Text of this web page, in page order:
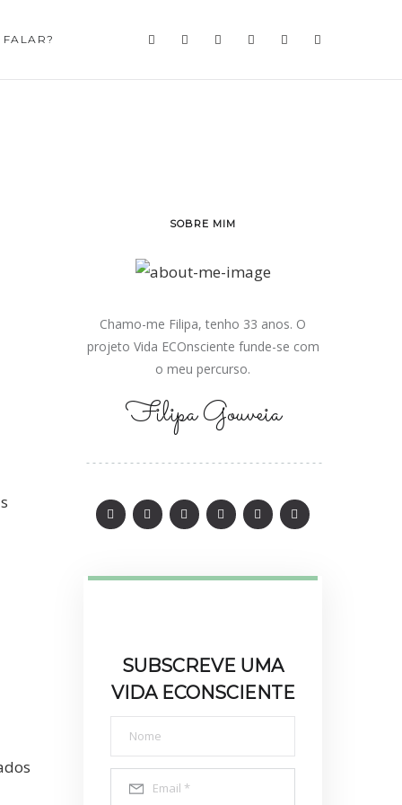
SOBRE MIM
Chamo-me Filipa, tenho 33 anos. O
projeto Vida ECOnsciente funde-se com
o meu percurso.
Filipa Gouveia
SUBSCREVE UMA
VIDA ECONSCIENTE